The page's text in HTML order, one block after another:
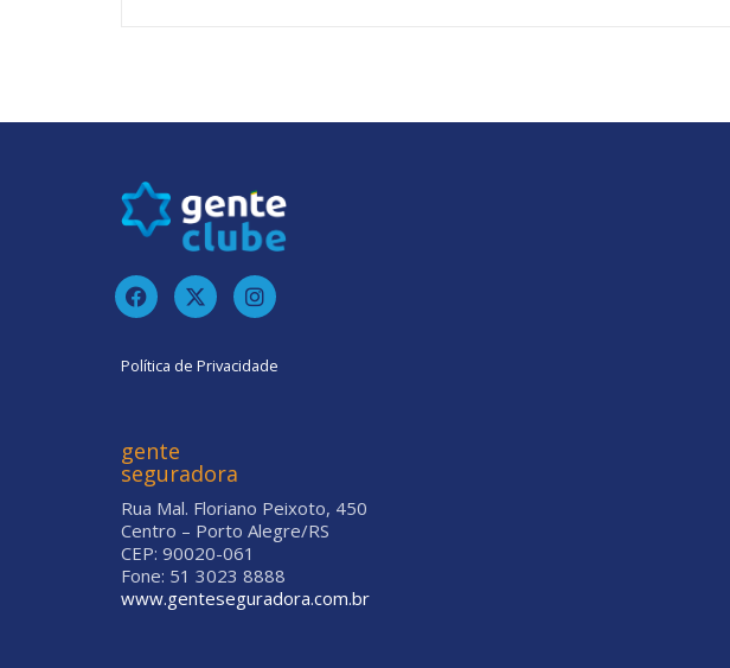
Política de Privacidade
gente
seguradora
Rua Mal. Floriano Peixoto, 450
Centro – Porto Alegre/RS
CEP: 90020-061
Fone: 51 3023 8888
www.genteseguradora.com.br